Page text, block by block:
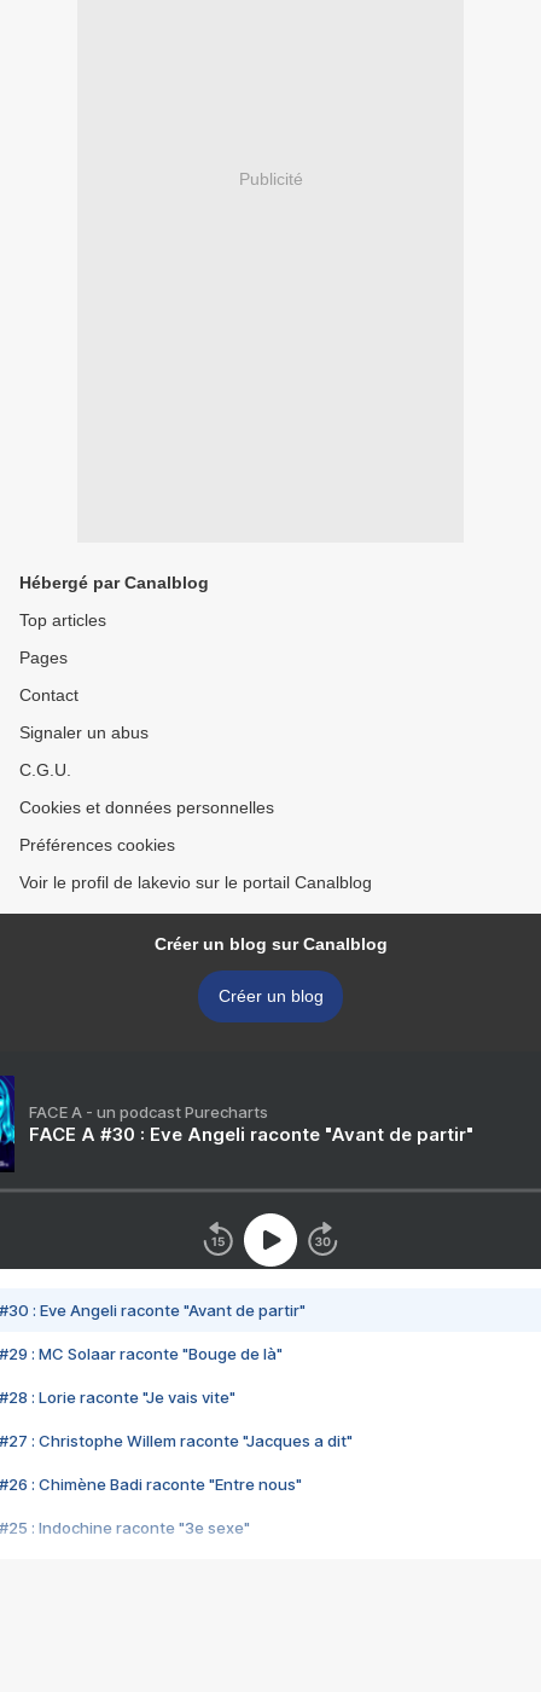
Publicité
Hébergé par Canalblog
Top articles
Pages
Contact
Signaler un abus
C.G.U.
Cookies et données personnelles
Préférences cookies
Voir le profil de lakevio sur le portail Canalblog
Créer un blog sur Canalblog
Créer un blog
FACE A - un podcast Purecharts
FACE A #30 : Eve Angeli raconte "Avant de partir"
#30 : Eve Angeli raconte "Avant de partir"
#29 : MC Solaar raconte "Bouge de là"
#28 : Lorie raconte "Je vais vite"
#27 : Christophe Willem raconte "Jacques a dit"
#26 : Chimène Badi raconte "Entre nous"
#25 : Indochine raconte "3e sexe"